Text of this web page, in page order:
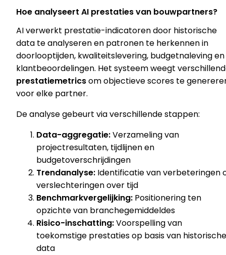
Hoe analyseert AI prestaties van bouwpartners?
AI verwerkt prestatie-indicatoren door historische
data te analyseren en patronen te herkennen in
doorlooptijden, kwaliteitslevering, budgetnaleving en
klantbeoordelingen. Het systeem weegt
prestatiemetricsom objectieve scores te
voor elke partner.
De analyse gebeurt via verschillende stappen:
Data-aggregatie:Verzameling van
projectresultaten, tijdlijnen en
budgetoverschrijdingen
Trendanalyse: Identificatie van verbeteringen
verslechteringen over tijd
Benchmarkvergelijking: Positionering ten
opzichte van branchegemiddeldes
Risico-inschatting:Voorspelling van
toekomstige prestaties op basis van historische
data